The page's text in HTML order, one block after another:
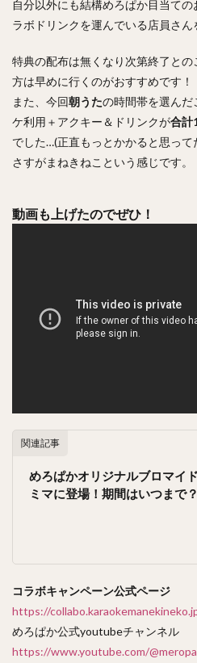
自分以外にも結構めろぱか目当て
ラボドリンクを運んでいる店員さん
特典の配布は無くなり次第終了と
方は早めに行くのがおすすめです！
また、今回朝うたの時間帯を選んだ
ケ利用＋アクキー＆ドリンクが合計
でした…(正直もっとかかると思って
さすがまねきねこという感じです。
動画も上げたのでぜひ！
関連記事
めろぱかオリジナルブロマイ
ミマに登場！期間はいつまで？
コラボキャンペーン公式ページ
https://
めろぱか公式youtubeチャンネル
https://www.youtube.com/